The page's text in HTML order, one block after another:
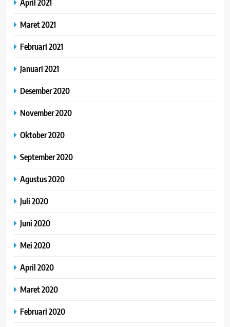
April 2021
Maret 2021
Februari 2021
Januari 2021
Desember 2020
November 2020
Oktober 2020
September 2020
Agustus 2020
Juli 2020
Juni 2020
Mei 2020
April 2020
Maret 2020
Februari 2020